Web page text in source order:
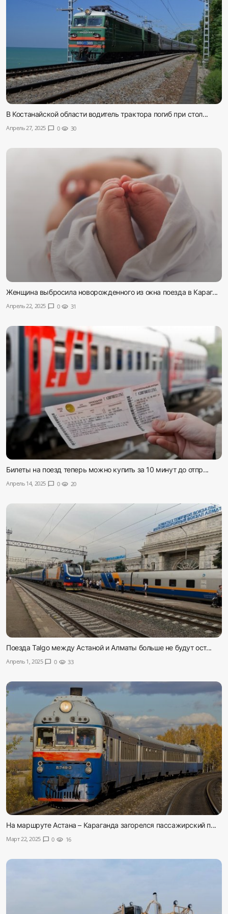
В Костанайской области водитель трактора погиб при стол...
Апрель 27, 2025 chat_bubble 0 visibility 30
Женщина выбросила новорожденного из окна поезда в Караг...
Апрель 22, 2025 chat_bubble 0 visibility 31
Билеты на поезд теперь можно купить за 10 минут до отпр...
Апрель 14, 2025 chat_bubble 0 visibility 20
Поезда Talgo между Астаной и Алматы больше не будут ост...
Апрель 1, 2025 chat_bubble 0 visibility 33
На маршруте Астана – Караганда загорелся пассажирский п...
Март 22, 2025 chat_bubble 0 visibility 16